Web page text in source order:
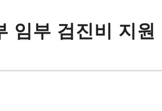
임부 검진비 지원